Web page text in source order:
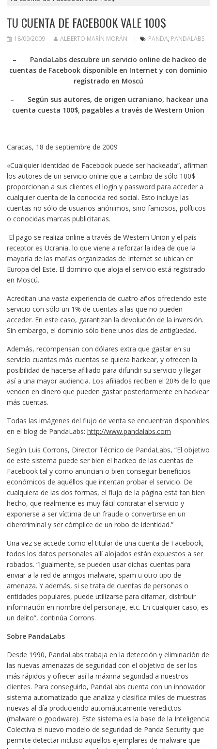
TU CUENTA DE FACEBOOK VALE 100$
18/09/2009 ALBERTO MARÍN MORÁN PANDA, PANDALABS
– PandaLabs descubre un servicio online de hackeo de
cuentas de Facebook disponible en Internet y con dominio
registrado en Moscú
– Según sus autores, de origen ucraniano, hackear una
cuenta cuesta 100$, pagables a través de Western Union
Caracas, 18 de septiembre de 2009
«Cualquier identidad de Facebook puede ser hackeada”, afirman
los autores de un servicio online que a cambio de sólo 100$
proporcionan a sus clientes el login y password para acceder a
cualquier cuenta de la conocida red social. Esto incluye las
cuentas no sólo de usuarios anónimos, sino famosos, políticos
o conocidas marcas publicitarias.
El pago se realiza online a través de Western Union y el país
receptor es Ucrania, lo que viene a reforzar la idea de que la
mayoría de las mafias organizadas de Internet se ubican en
Europa del Este. El dominio que aloja el servicio está registrado
en Moscú.
Acreditan una vasta experiencia de cuatro años ofreciendo este
servicio con sólo un 1% de cuentas a las que no pueden
acceder. En este caso, garantizan la devolución de la inversión.
Sin embargo, el dominio sólo tiene unos días de antigüedad.
Además, recompensan con dólares extra que gastar en su
servicio cuantas más cuentas se quiera hackear, y ofrecen la
posibilidad de hacerse afiliado para difundir su servicio y llegar
así a una mayor audiencia. Los afiliados reciben el 20% de lo que
venden en dinero que pueden gastar posteriormente en hackear
más cuentas.
Todas las imágenes del flujo de venta se encuentran disponibles
en el blog de PandaLabs: http://www.pandalabs.com
Según Luis Corrons, Director Técnico de PandaLabs, “El objetivo
de este sistema puede ser bien el hackeo de las cuentas de
Facebook tal y como anuncian o bien conseguir beneficios
económicos de aquéllos que intentan probar el servicio. De
cualquiera de las dos formas, el flujo de la página está tan bien
hecho, que realmente es muy fácil contratar el servicio y
exponerse a ser víctima de un fraude o convertirse en un
cibercriminal y ser cómplice de un robo de identidad.”
Una vez se accede como el titular de una cuenta de Facebook,
todos los datos personales allí alojados están expuestos a ser
robados. “Igualmente, se pueden usar dichas cuentas para
enviar a la red de amigos malware, spam u otro tipo de
amenaza. Y además, si se trata de cuentas de personas o
entidades populares, puede utilizarse para difamar, distribuir
información en nombre del personaje, etc. En cualquier caso, es
un delito”, continúa Corrons.
Sobre PandaLabs
Desde 1990, PandaLabs trabaja en la detección y eliminación de
las nuevas amenazas de seguridad con el objetivo de ser los
más rápidos y ofrecer así la máxima seguridad a nuestros
clientes. Para conseguirlo, PandaLabs cuenta con un innovador
sistema automatizado que analiza y clasifica miles de muestras
nuevas al día produciendo automáticamente veredictos
(malware o goodware). Este sistema es la base de la Inteligencia
Colectiva el nuevo modelo de seguridad de Panda Security que
permite detectar incluso aquellos ejemplares de malware que